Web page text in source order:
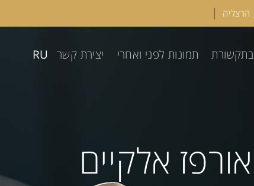
בתקשורת תמונות לפני ואחרי יצירת קשר RU
אורפז אלקיים